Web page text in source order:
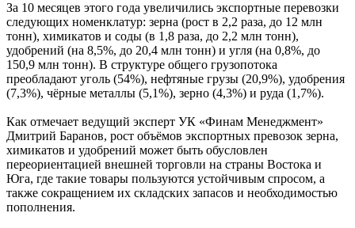
За 10 месяцев этого года увеличились экспортные перевозки
следующих номенклатур: зерна (рост в 2,2 раза, до 12 млн
тонн), химикатов и соды (в 1,8 раза, до 2,2 млн тонн),
удобрений (на 8,5%, до 20,4 млн тонн) и угля (на 0,8%, до
150,9 млн тонн). В структуре общего грузопотока
преобладают уголь (54%), нефтяные грузы (20,9%), удобрения
(7,3%), чёрные металлы (5,1%), зерно (4,3%) и руда (1,7%).
Как отмечает ведущий эксперт УК «Финам Менеджмент»
Дмитрий Баранов, рост объёмов экспортных превозок зерна,
химикатов и удобрений может быть обусловлен
переориентацией внешней торговли на страны Востока и
Юга, где такие товары пользуются устойчивым спросом, а
также сокращением их складских запасов и необходимостью
пополнения.